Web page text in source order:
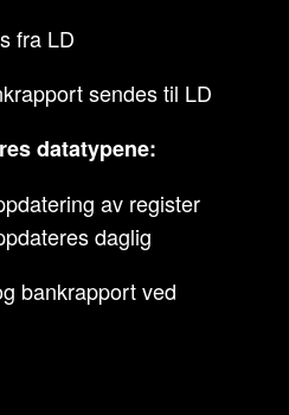
fra LD
sendes til LD
datatypene:
av register
daglig
bankrapport ved